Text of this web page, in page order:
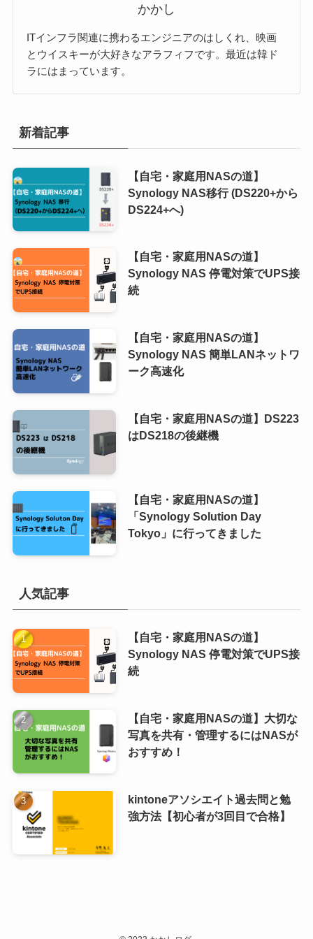
かかし
ITインフラ関連に携わるエンジニアのはしくれ、映画
とウイスキーが大好きなアラフィフです。最近は韓ド
ラにはまっています。
新着記事
【自宅・家庭用NASの道】
Synology NAS移行 (DS220+から
DS224+へ)
【自宅・家庭用NASの道】
Synology NAS 停電対策でUPS接
続
【自宅・家庭用NASの道】
Synology NAS 簡単LANネットワ
ーク高速化
【自宅・家庭用NASの道】DS223
はDS218の後継機
【自宅・家庭用NASの道】
「Synology Solution Day
Tokyo」に行ってきました
人気記事
【自宅・家庭用NASの道】
Synology NAS 停電対策でUPS接
続
【自宅・家庭用NASの道】大切な
写真を共有・管理するにはNASが
おすすめ！
kintoneアソシエイト過去問と勉
強方法【初心者が3回目で合格】